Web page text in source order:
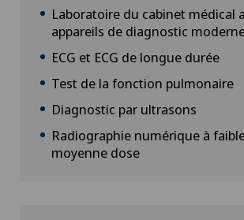
Laboratoire du cabinet médical
appareils de diagnostic
ECG et ECG de longue durée
Test de la fonction pulmonaire
Diagnostic par ultrasons
Radiographie numérique à
moyenne dose